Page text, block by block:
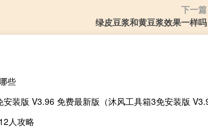
下一篇
绿皮豆浆和黄豆浆效果一样吗
些
人攻略